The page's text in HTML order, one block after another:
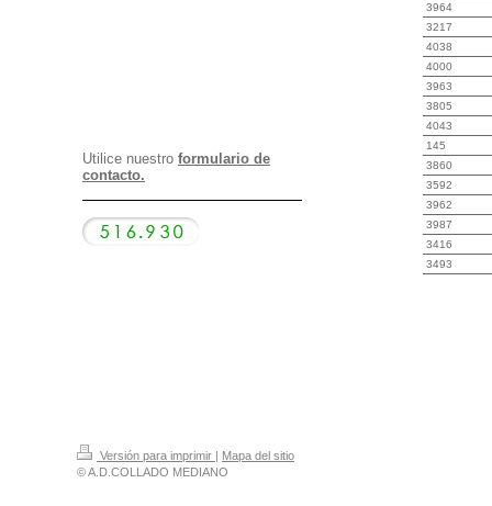
Utilice nuestro formulario de
contacto.
3964
3217
4038
4000
3963
3805
4043
145
3860
3592
3962
3987
3416
3493
Versión para imprimir | Mapa del sitio
© A.D.COLLADO MEDIANO